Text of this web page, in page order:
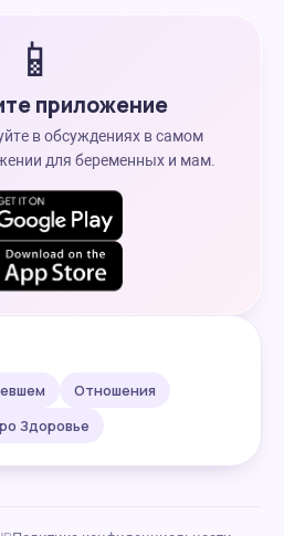
📱
приложение
в обсуждениях в самом
для беременных и мам.
Отношения
Здоровье